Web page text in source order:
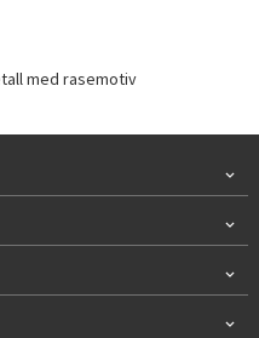
med rasemotiv